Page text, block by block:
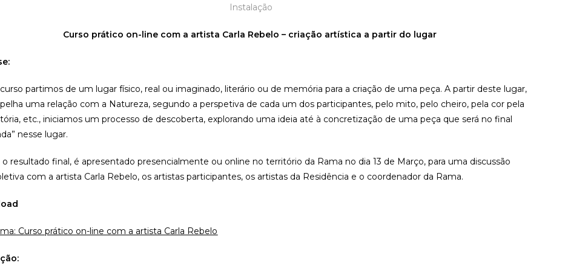
Instalação
Curso prático on-line com a artista Carla Rebelo – criação artística a partir do lugar
partimos de um lugar físico, real ou imaginado, literário ou de memória para a criação de uma peça. A partir deste lugar,
uma relação com a Natureza, segundo a perspetiva de cada um dos participantes, pelo mito, pelo cheiro, pela cor pela
etc., iniciamos um processo de descoberta, explorando uma ideia até à concretização de uma peça que será no final
nesse lugar.
o resultado final, é apresentado presencialmente ou online no território da Rama no dia 13 de Março, para uma discussão
com a artista Carla Rebelo, os artistas participantes, os artistas da Residência e o coordenador da Rama.
Curso prático on-line com a artista Carla Rebelo